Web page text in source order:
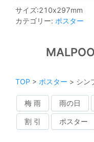
サイズ:210x297mm
カテゴリー: ポスター
TOP > ポスター > シン
梅 雨 雨の日
割 引 ポスター